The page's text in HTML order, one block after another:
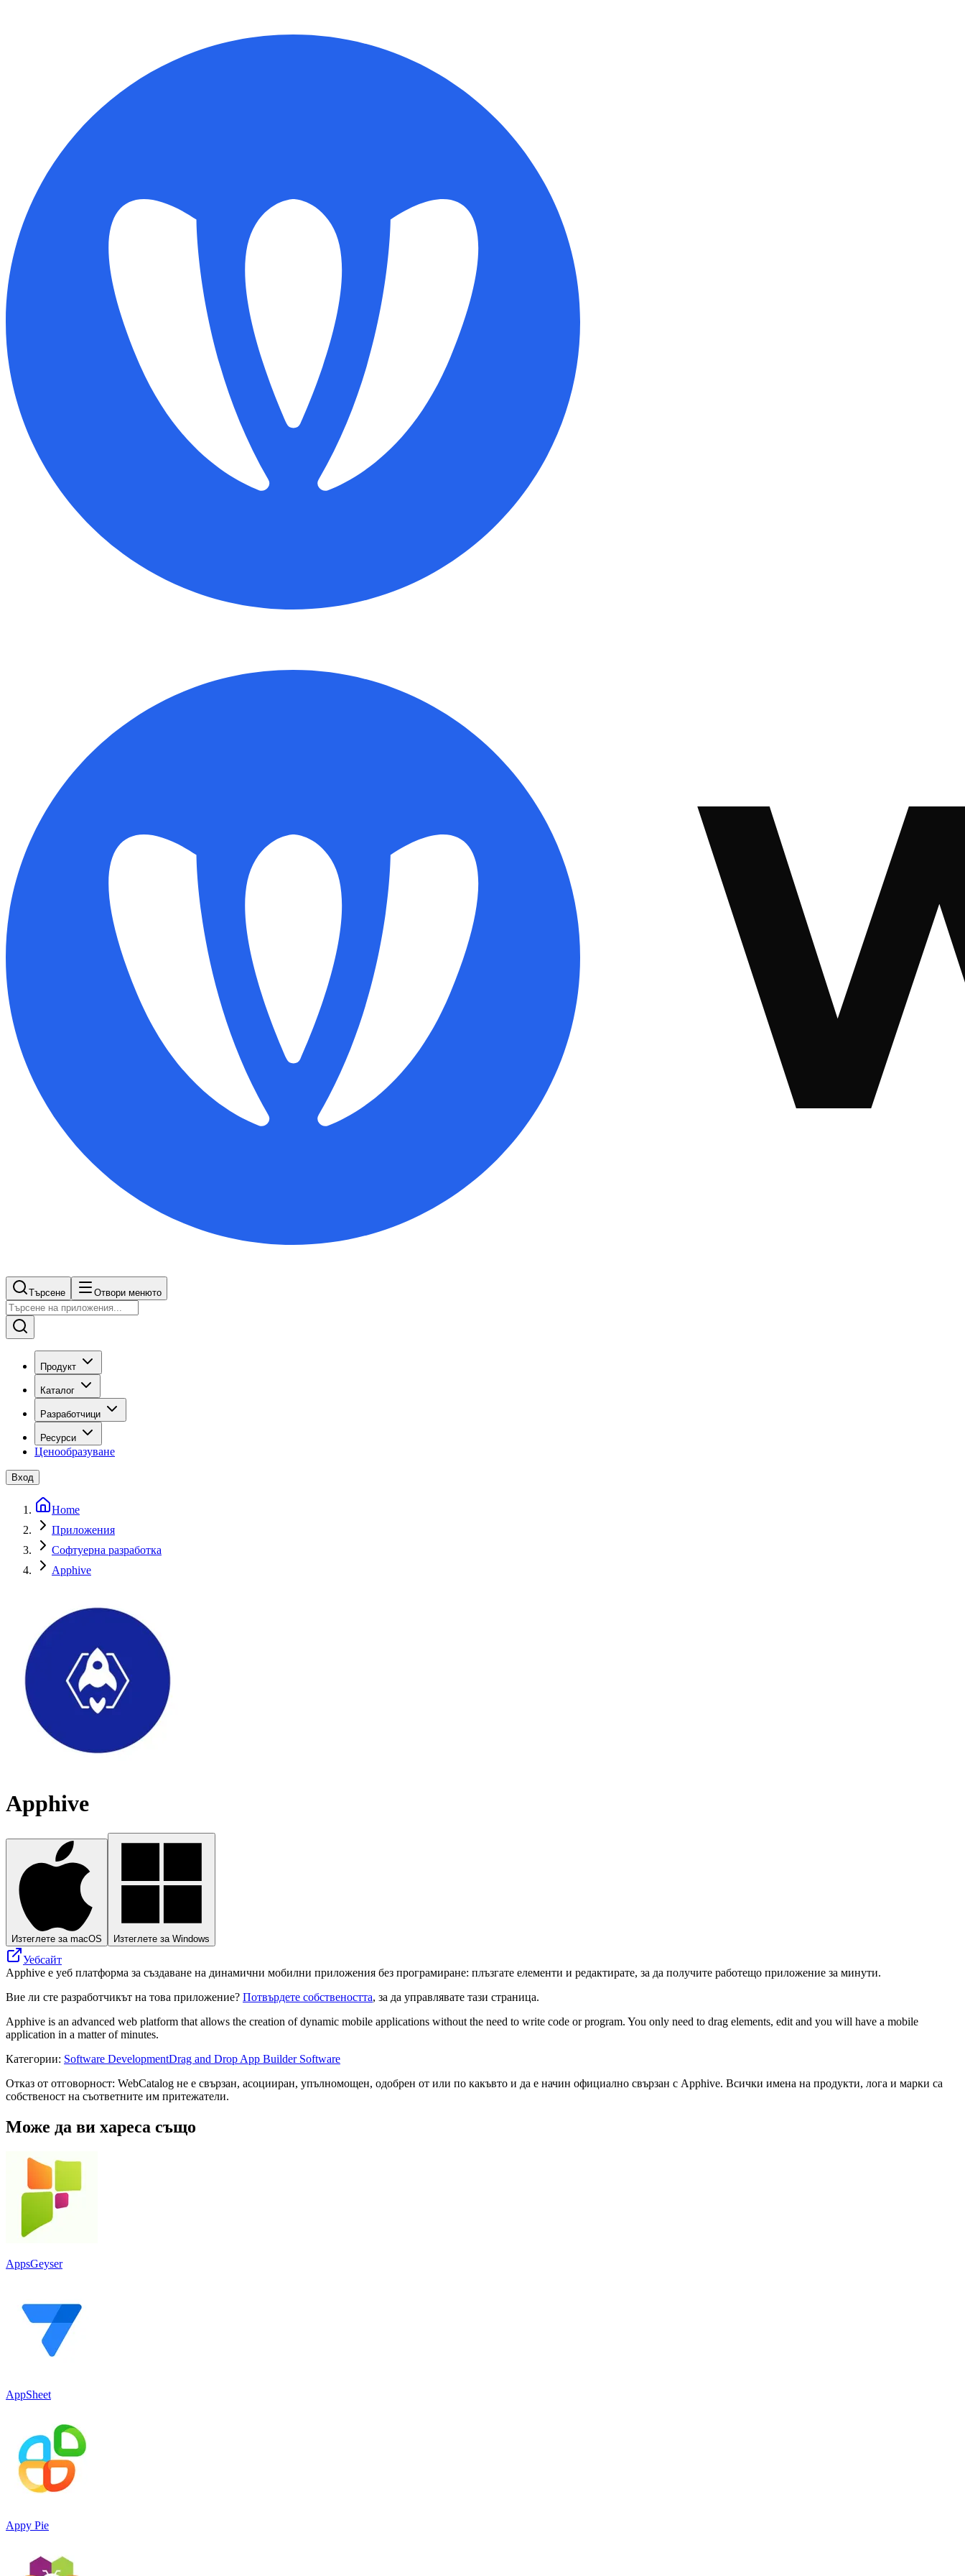
Търсене Отвори менюто
Продукт
Каталог
Разработчици
Ресурси
Ценообразуване
Вход
Home
Приложения
Софтуерна разработка
Apphive
Apphive
Изтеглете за macOS Изтеглете за Windows
Уебсайт
Apphive е уеб платформа за създаване на динамични мобилни приложения без програмиране: плъзгате елементи и редактирате, за да получите работещо приложение за минути.
Вие ли сте разработчикът на това приложение? Потвърдете собствеността, за да управлявате тази страница.
Apphive is an advanced web platform that allows the creation of dynamic mobile applications without the need to write code or program. You only need to drag elements, edit and you will have a mobile
application in a matter of minutes.
Категории: Software DevelopmentDrag and Drop App Builder Software
Отказ от отговорност: WebCatalog не е свързан, асоцииран, упълномощен, одобрен от или по какъвто и да е начин официално свързан с Apphive. Всички имена на продукти, лога и марки са
собственост на съответните им притежатели.
Може да ви хареса също
AppsGeyser
AppSheet
Appy Pie